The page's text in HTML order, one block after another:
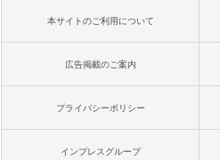
本サイトのご利用について
広告掲載のご案内
プライバシーポリシー
インプレスグループ